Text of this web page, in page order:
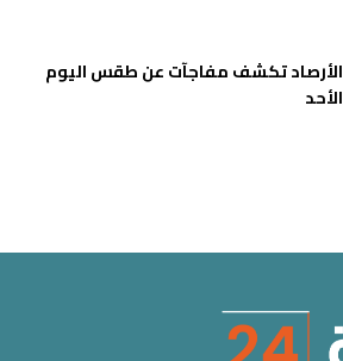
الأرصاد تكشف مفاجآت عن طقس اليوم
الأحد